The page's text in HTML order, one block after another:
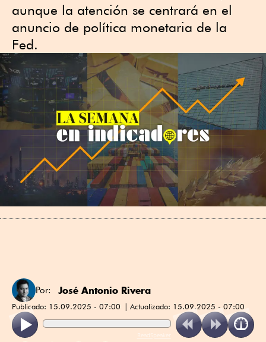
aunque la atención se centrará en el
anuncio de política monetaria de la
Fed.
Por: José Antonio Rivera
Publicado: 15.09.2025 - 07:00 Actualizado: 15.09.2025 - 07:00
ReadSpeaker